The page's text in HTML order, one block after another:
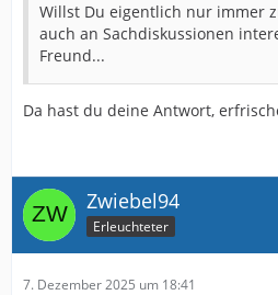
Willst Du eigentlich nur immer
auch an Sachdiskussionen
Freund...
Da hast du deine Antwort,
Zwiebel94
Erleuchteter
7. Dezember 2025 um 18:41